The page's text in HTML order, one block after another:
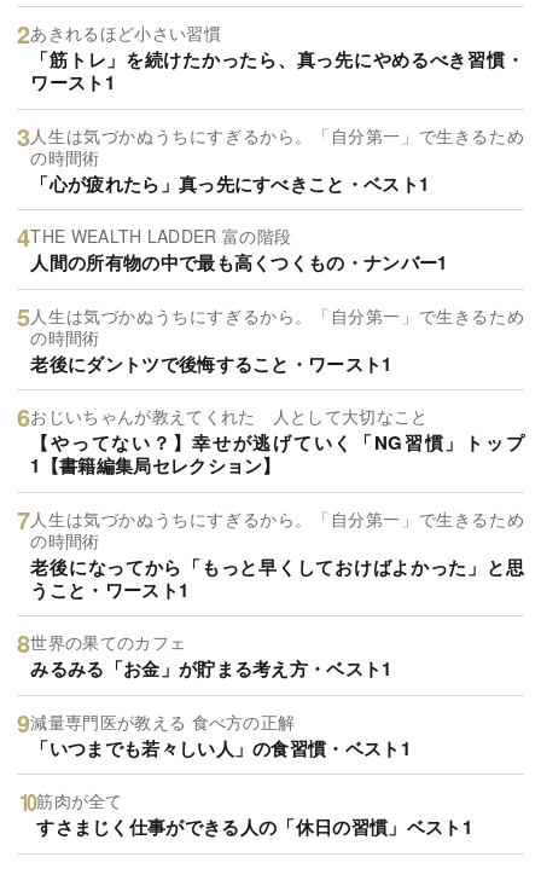
あきれるほど小さい習慣
「筋トレ」を続けたかったら、真っ先にやめるべき習慣・
ワースト1
人生は気づかぬうちにすぎるから。「自分第一」で生きるため
の時間術
「心が疲れたら」真っ先にすべきこと・ベスト1
THE WEALTH LADDER 富の階段
人間の所有物の中で最も高くつくもの・ナンバー1
人生は気づかぬうちにすぎるから。「自分第一」で生きるため
の時間術
老後にダントツで後悔すること・ワースト1
おじいちゃんが教えてくれた 人として大切なこと
【やってない？】幸せが逃げていく「NG習慣」トップ
1【書籍編集局セレクション】
人生は気づかぬうちにすぎるから。「自分第一」で生きるため
の時間術
老後になってから「もっと早くしておけばよかった」と思
うこと・ワースト1
世界の果てのカフェ
みるみる「お金」が貯まる考え方・ベスト1
減量専門医が教える 食べ方の正解
「いつまでも若々しい人」の食習慣・ベスト1
筋肉が全て
すさまじく仕事ができる人の「休日の習慣」ベスト1